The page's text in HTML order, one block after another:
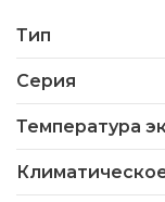
Тип
Серия
Температура